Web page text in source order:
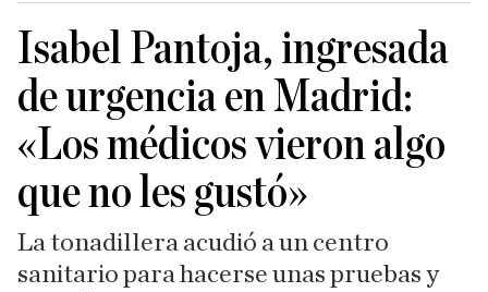
Isabel Pantoja, ingresada
de urgencia en Madrid:
«Los médicos vieron algo
que no les gustó»
La tonadillera acudió a un centro
sanitario para hacerse unas pruebas y